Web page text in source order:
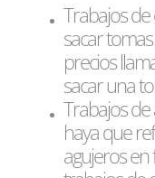
Trabajos de
sacar
precios
sacar una
Trabajos de
haya que
agujeros en